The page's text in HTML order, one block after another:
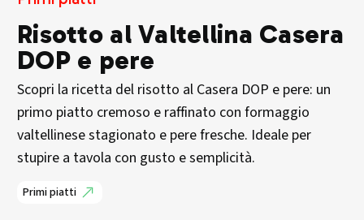
Risotto al Valtellina Casera
DOP e pere
Scopri la ricetta del risotto al Casera DOP e pere: un
primo piatto cremoso e raffinato con formaggio
valtellinese stagionato e pere fresche. Ideale per
stupire a tavola con gusto e semplicità.
Primi piatti